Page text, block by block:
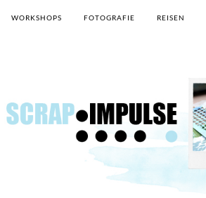
WORKSHOPS FOTOGRAFIE REISEN